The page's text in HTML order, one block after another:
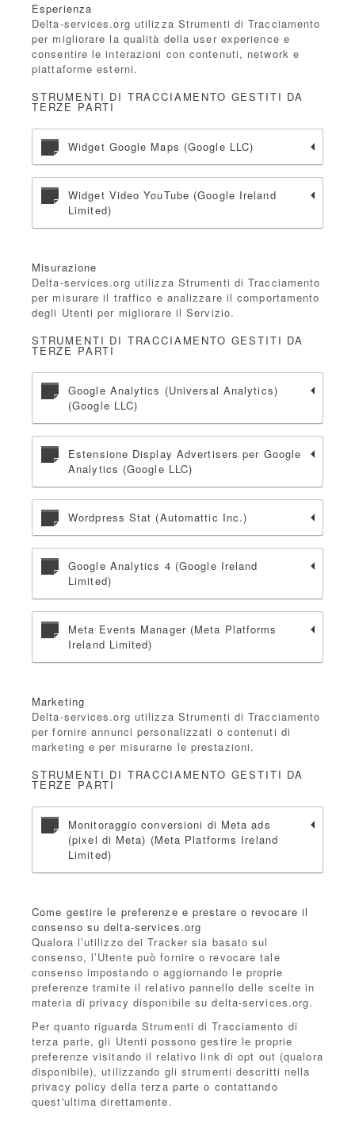
Esperienza
Delta-services.org utilizza Strumenti di Tracciamento
per migliorare la qualità della user experience e
consentire le interazioni con contenuti, network e
piattaforme esterni.
STRUMENTI DI TRACCIAMENTO GESTITI DA
TERZE PARTI
Widget Google Maps (Google LLC)
Widget Video YouTube (Google Ireland
Limited)
Misurazione
Delta-services.org utilizza Strumenti di Tracciamento
per misurare il traffico e analizzare il comportamento
degli Utenti per migliorare il Servizio.
STRUMENTI DI TRACCIAMENTO GESTITI DA
TERZE PARTI
Google Analytics (Universal Analytics)
(Google LLC)
Estensione Display Advertisers per Google
Analytics (Google LLC)
Wordpress Stat (Automattic Inc.)
Google Analytics 4 (Google Ireland
Limited)
Meta Events Manager (Meta Platforms
Ireland Limited)
Marketing
Delta-services.org utilizza Strumenti di Tracciamento
per fornire annunci personalizzati o contenuti di
marketing e per misurarne le prestazioni.
STRUMENTI DI TRACCIAMENTO GESTITI DA
TERZE PARTI
Monitoraggio conversioni di Meta ads
(pixel di Meta) (Meta Platforms Ireland
Limited)
Come gestire le preferenze e prestare o revocare il
consenso su delta-services.org
Qualora l’utilizzo dei Tracker sia basato sul
consenso, l’Utente può fornire o revocare tale
consenso impostando o aggiornando le proprie
preferenze tramite il relativo pannello delle scelte in
materia di privacy disponibile su delta-services.org.
Per quanto riguarda Strumenti di Tracciamento di
terza parte, gli Utenti possono gestire le proprie
preferenze visitando il relativo link di opt out (qualora
disponibile), utilizzando gli strumenti descritti nella
privacy policy della terza parte o contattando
quest'ultima direttamente.